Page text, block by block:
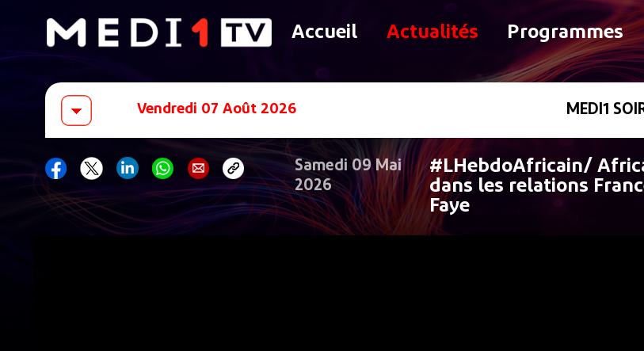
Programmes
Actualités
Accueil
MEDI1
Samedi 09 Mai
2026
#LHebdoAfricain/
dans les relations
Faye